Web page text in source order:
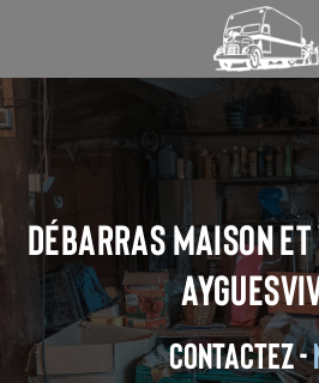
DÉBARRAS MAISON
CONTACTEZ -